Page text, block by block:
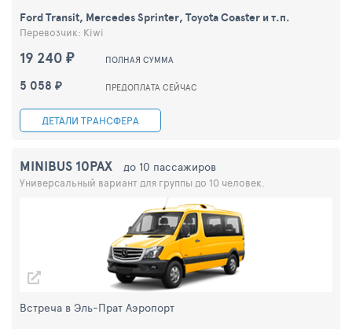
19 240 ₽ ПОЛНАЯ СУММА
5 058 ₽ ПРЕДОПЛАТА СЕЙЧАС
ДЕТАЛИ ТРАНСФЕРА
Ford Transit, Mercedes Sprinter, Toyota Coaster и т.п.
Перевозчик: Kiwi
Встреча в Эль-Прат Аэропорт
MINIBUS 10PAX до 10 пассажиров
Универсальный вариант для группы до 10 человек.